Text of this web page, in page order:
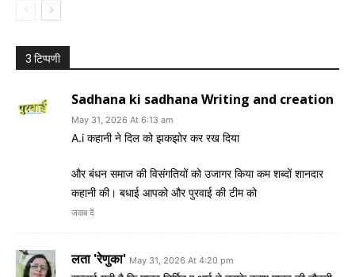
3 टिप्पणी
Sadhana ki sadhana Writing and creation
May 31, 2026 At 6:13 am
A.i कहानी ने दिल को झकझोर कर रख दिया
और बंधन समाज की विसंगतियों को उजागर किया कम शब्दों शानदार
कहानी की। बधाई आपको और पुरवाई की टीम को
जवाब दें
लता 'रेणुका' May 31, 2026 At 4:20 pm